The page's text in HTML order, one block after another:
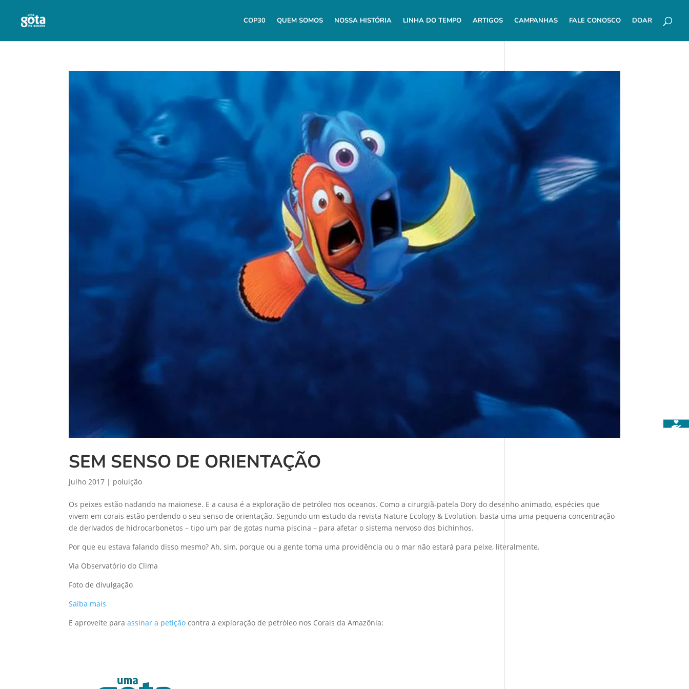
COP30 QUEM SOMOS NOSSA HISTÓRIA LINHA DO TEMPO ARTIGOS CAMPANHAS FALE CONOSCO DOAR
SEM SENSO DE ORIENTAÇÃO
julho 2017 | poluição
Os peixes estão nadando na maionese. E a causa é a exploração de petróleo nos oceanos. Como a cirurgiã-patela Dory do desenho animado, espécies que
vivem em corais estão perdendo o seu senso de orientação. Segundo um estudo da revista Nature Ecology & Evolution, basta uma uma pequena concentração
de derivados de hidrocarbonetos – tipo um par de gotas numa piscina – para afetar o sistema nervoso dos bichinhos.
Por que eu estava falando disso mesmo? Ah, sim, porque ou a gente toma uma providência ou o mar não estará para peixe, literalmente.
Via Observatório do Clima
Foto de divulgação
Saiba mais
E aproveite paraassinar a petição contra a exploração de petróleo nos Corais da Amazônia: